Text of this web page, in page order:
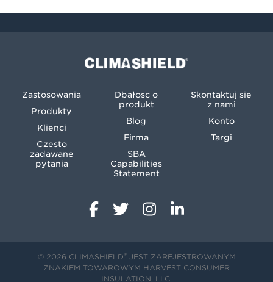
Climashield®
Zastosowania
Produkty
Klienci
Często
zadawane
pytania
Dbałość o
produkt
Blog
Firma
SBA
Capabilities
Statement
Skontaktuj się
z nami
Konto
Targi
© 2026 CLIMASHIELD ®JEST ZAREJESTROWANYM
ZNAKIEM TOWAROWYM HARVEST CONSUMER
INSULATION, LLC.